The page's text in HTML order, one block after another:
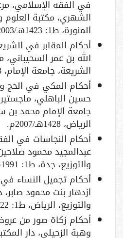
في الفقه الإسلامي،
الشهري، مكتبة العلوم
المنورة، ط1: 1423هـ/2003م.
أحكام المقابر في
الله بن عمر السحيباني،
الشريعة، جامعة الإمام، 1418هـ/ 1998م.
أحكام المكي في الحج
حسين الباهلي،
جامعة الإمام محمد بن
الرياض، 1428هـ/2007م.
أحكام النجاسات في
عبدالمجيد محمود
والتوزيع، جدة، ط1: 1991م.
أحكام تجميل النساء في
ازدهار بنت محمود صابر،
والتوزيع، الرياض، ط1: 1422هـ/2002م.
أحكام زكاة صور من